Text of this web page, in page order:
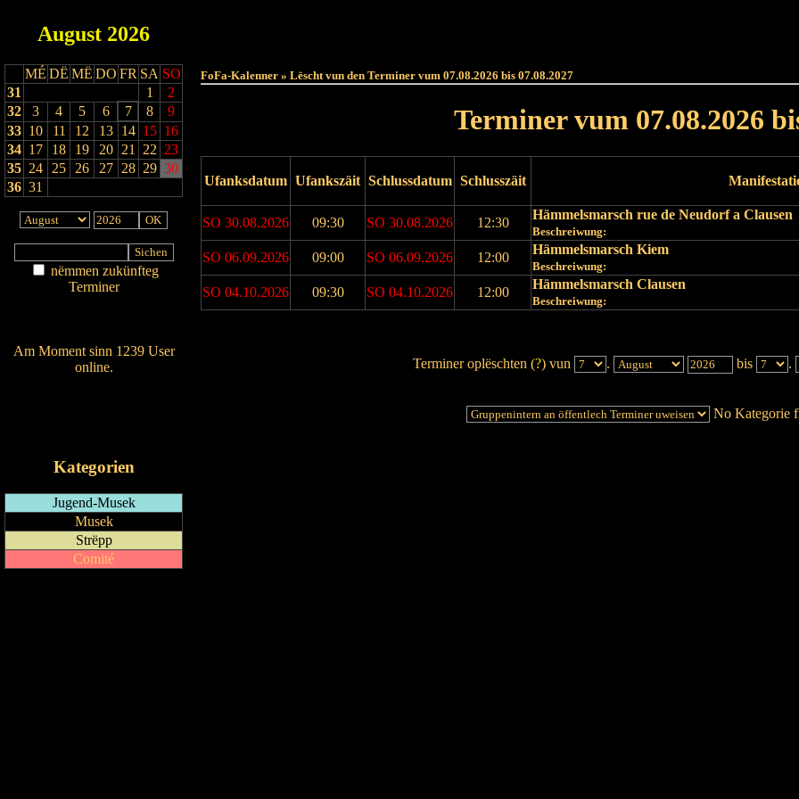
August 2026
MÉ DË MË DO FR SA SO
31
1
2
32
3 4 5 6 7 8
9
33 10 11 12 13 14 15 16
34 17 18 19 20 21 22 23
35 24 25 26 27 28 29 30
36 31
nëmmen zukünfteg
Terminer
Am Moment sinn 1239 User
online.
Kategorien
Jugend-Musek
Musek
Strëpp
Comité
FoFa-Kalenner » Lëscht vun den Terminer vum 07.08.2026 bis 07.08.2027
Terminer vum 07.08.2026
Ufanksdatum Ufankszäit Schlussdatum Schlusszäit
SO 30.08.2026 09:30 SO 30.08.2026 12:30
Hämmelsmarsch rue de Neudorf a Clausen
Beschreiwung:
SO 06.09.2026 09:00 SO 06.09.2026 12:00
Hämmelsmarsch Kiem
Beschreiwung:
SO 04.10.2026 09:30 SO 04.10.2026 12:00
Hämmelsmarsch Clausen
Beschreiwung:
Terminer oplëschten (?) vun . bis .
No Kategorie